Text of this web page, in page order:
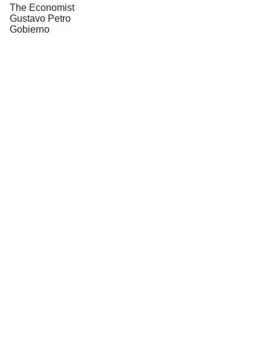
The Economist
Gustavo Petro
Gobierno